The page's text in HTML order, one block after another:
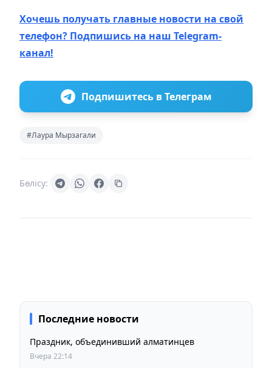
Хочешь получать главные новости на свой
телефон? Подпишись на наш Telegram-
канал!
Подпишитесь в Телеграм
#Лаура Мырзагали
Бөлісу:
Последние новости
Праздник, объединивший алматинцев
Вчера 22:14